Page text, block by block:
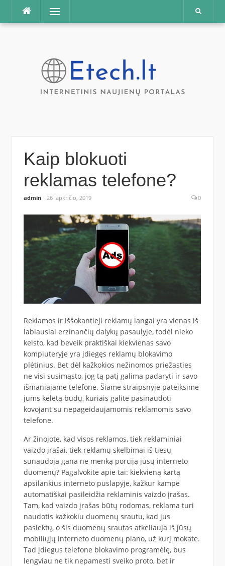
Praleisti
Meniu
Kaip blokuoti
reklamas telefone?
admin 26 lapkričio, 2019 0
Reklamos ir iššokantieji reklamų langai yra vienas iš
labiausiai erzinančių dalykų pasaulyje, todėl nieko
keisto, kad beveik praktiškai kiekvienas savo
kompiuteryje yra įdiegęs reklamų blokavimo
plėtinius. Bet dėl kažkokios nežinomos priežasties
ne visi susimąsto, jog tą patį galima padaryti ir savo
išmaniajame telefone. Šiame straipsnyje pateiksime
jums keletą būdų, kuriais galite pasinaudoti
kovojant su nepageidaujamomis reklamomis savo
telefone.
Ar žinojote, kad visos reklamos, tiek reklaminiai
vaizdo įrašai, tiek reklamų skelbimai iš tiesų
sunaudoja gana ne menką porciją jūsų interneto
duomenų? Pagalvokite apie tai: kiekvieną kartą
apsilankius interneto puslapyje, kažkur kampe
automatiškai pasileidžia reklaminis vaizdo įrašas.
Tam, kad vaizdo įrašas būtų rodomas, reklama turi
naudotis kažkokiu duomenų srautu, kad jus
pasiektų, o šis duomenų srautas atkeliauja iš jūsų
mobiliųjų interneto duomenų plano, už kurį mokate.
Tad įdiegus telefone blokavimo programėlę, bus
lengviau ne tik nepamesti sveiko proto, bet ir